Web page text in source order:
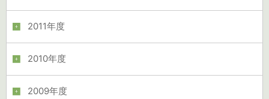
2011年度
2010年度
2009年度